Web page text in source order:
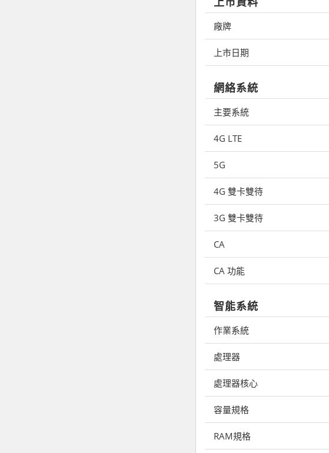
廠牌
上市日期
網絡系統
主要系統
4G LTE
5G
4G 雙卡雙待
3G 雙卡雙待
CA
CA 功能
智能系統
作業系統
處理器
處理器核心
容量規格
RAM規格